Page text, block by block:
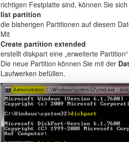
richtigen Festplatte sind, können Sie
list partition
die bisherigen Partitionen auf diesem
Mit
Create partition extended
erstellt diskpart eine „erweiterte
Die neue Partition können Sie mit der
Laufwerken befüllen.